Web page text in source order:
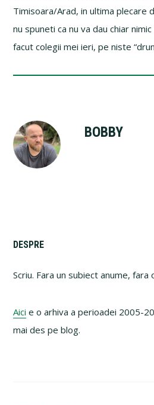
Timisoara/Arad, in ultima plecare
nu spuneti ca nu va dau chiar
facut colegii mei ieri, pe niste
BOBBY
Primary
Sidebar
DESPRE
Scriu. Fara un subiect anume, fara
Aici e o arhiva a perioadei 2005-
mai des pe blog.